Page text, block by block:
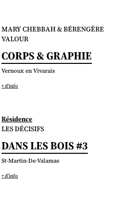
MARY CHEBBAH & BÉRENGÈRE
VALOUR
CORPS & GRAPHIE
Vernoux en Vivarais
+ d'info
Résidence
LES DÉCISIFS
DANS LES BOIS #3
St-Martin-De-Valamas
+ d'info